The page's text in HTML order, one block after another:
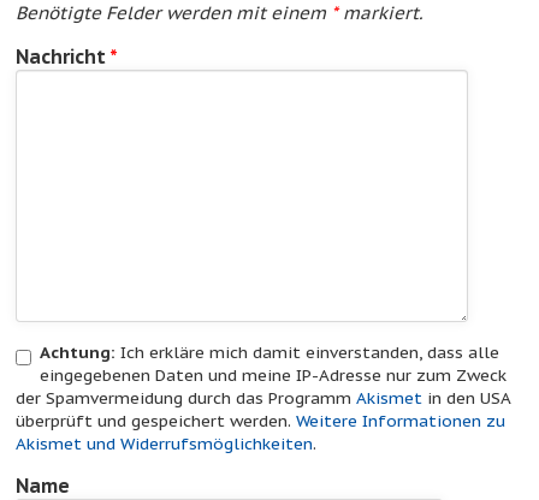
Benötigte Felder werden mit einem *markiert.
Nachricht *
Achtung: Ich erkläre mich damit einverstanden, dass alle
eingegebenen Daten und meine IP-Adresse nur zum Zweck
der Spamvermeidung durch das ProgrammAkismet in den USA
überprüft und gespeichert werden.Weitere Informationen zu
Akismet und Widerrufsmöglichkeiten.
Name